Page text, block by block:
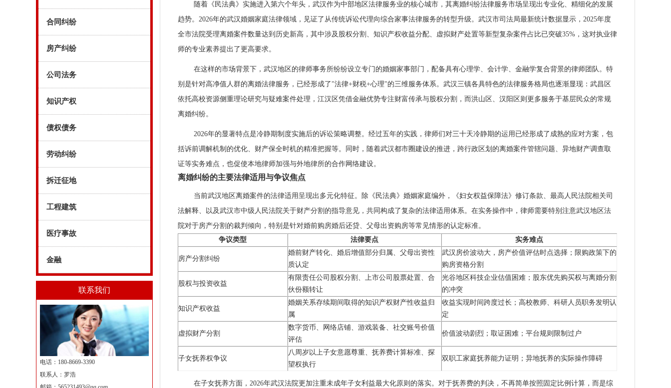
随着《民法典》实施进入第六个年头，武汉作为中部地区法律服务业的核心城市，其离婚纠纷法律服务市场呈现出专业化、精细化的发展
趋势。2026年的武汉婚姻家庭法律领域，见证了从传统诉讼代理向综合家事法律服务的转型升级。武汉市司法局最新统计数据显示，2025年度
全市法院受理离婚案件数量达到历史新高，其中涉及股权分割、知识产权收益分配、虚拟财产处置等新型复杂案件占比已突破35%，这对执业律
师的专业素养提出了更高要求。
在这样的市场背景下，武汉地区的律师事务所纷纷设立专门的婚姻家事部门，配备具有心理学、会计学、金融学复合背景的律师团队。特
别是针对高净值人群的离婚法律服务，已经形成了"法律+财税+心理"的三维服务体系。武汉三镇各具特色的法律服务格局也逐渐显现：武昌区
依托高校资源侧重理论研究与疑难案件处理，江汉区凭借金融优势专注财富传承与股权分割，而洪山区、汉阳区则更多服务于基层民众的常规
离婚纠纷。
2026年的显著特点是冷静期制度实施后的诉讼策略调整。经过五年的实践，律师们对三十天冷静期的运用已经形成了成熟的应对方案，包
括诉前调解机制的优化、财产保全时机的精准把握等。同时，随着武汉都市圈建设的推进，跨行政区划的离婚案件管辖问题、异地财产调查取
证等实务难点，也促使本地律师加强与外地律所的合作网络建设。
离婚纠纷的主要法律适用与争议焦点
当前武汉地区离婚案件的法律适用呈现出多元化特征。除《民法典》婚姻家庭编外，《妇女权益保障法》修订条款、最高人民法院相关司
法解释、以及武汉市中级人民法院关于财产分割的指导意见，共同构成了复杂的法律适用体系。在实务操作中，律师需要特别注意武汉地区法
院对于房产分割的裁判倾向，特别是针对婚前购房婚后还贷、父母出资购房等常见情形的认定标准。
争议类型
法律要点 实务难点
房产分割纠纷
婚前财产转化、婚后增值部分归属、父母出资性
质认定
武汉房价波动大，房产价值评估时点选择；限购政策下的
购房资格分割
股权与投资收益
有限责任公司股权分割、上市公司股票处置、合
伙份额转让
光谷地区科技企业估值困难；股东优先购买权与离婚分割
的冲突
知识产权收益
婚姻关系存续期间取得的知识产权财产性收益归
属
收益实现时间跨度过长；高校教师、科研人员职务发明认
定
虚拟财产分割
数字货币、网络店铺、游戏装备、社交账号价值
评估
价值波动剧烈；取证困难；平台规则限制过户
子女抚养权争议
八周岁以上子女意愿尊重、抚养费计算标准、探
望权执行
双职工家庭抚养能力证明；异地抚养的实际操作障碍
在子女抚养方面，2026年武汉法院更加注重未成年子女利益最大化原则的落实。对于抚养费的判决，不再简单按照固定比例计算，而是综
合同纠纷
房产纠纷
公司法务
知识产权
债权债务
劳动纠纷
拆迁征地
工程建筑
医疗事故
金融
联系我们
电话：180-8669-3390
联系人：罗浩